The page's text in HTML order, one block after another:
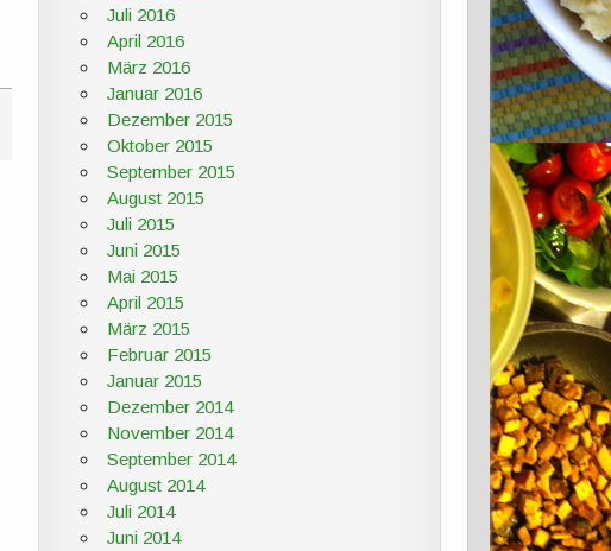
Juli 2016
April 2016
März 2016
Januar 2016
Dezember 2015
Oktober 2015
September 2015
August 2015
Juli 2015
Juni 2015
Mai 2015
April 2015
März 2015
Februar 2015
Januar 2015
Dezember 2014
November 2014
September 2014
August 2014
Juli 2014
Juni 2014